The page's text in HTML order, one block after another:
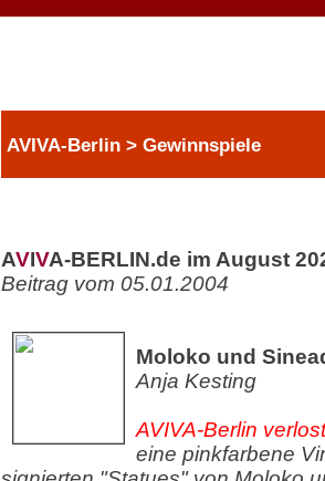
AVIVA-Berlin > Gewinnspiele
AVIVA-BERLIN.de im August
Beitrag vom 05.01.2004
Moloko und
Anja Kesting
AVIVA-Berlin
eine pinkfarbene